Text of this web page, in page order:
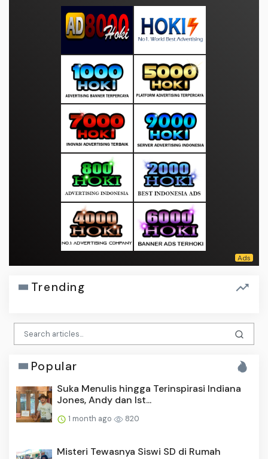
Trending
Popular
Suka Menulis hingga Terinspirasi Indiana
Jones, Andy dan Ist...
1 month ago 820
Misteri Tewasnya Siswi SD di Rumah